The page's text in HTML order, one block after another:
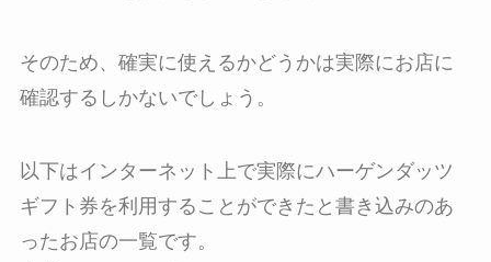
そのため、確実に使えるかどうかは実際にお店に
確認するしかないでしょう。
以下はインターネット上で実際にハーゲンダッツ
ギフト券を利用することができたと書き込みのあ
ったお店の一覧です。